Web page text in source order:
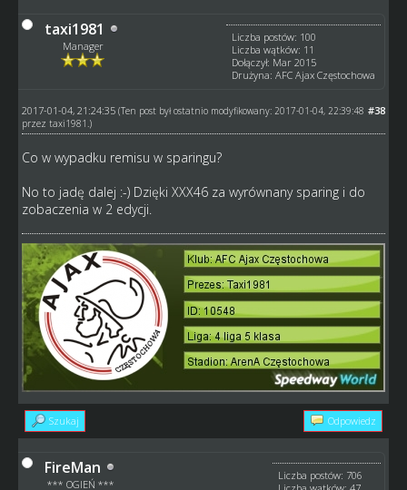
taxi1981
Manager
Liczba postów: 100
Liczba wątków: 11
Dołączył: Mar 2015
Drużyna: AFC Ajax Częstochowa
#38
2017-01-04, 21:24:35 (Ten post był ostatnio modyfikowany: 2017-01-04, 22:39:48
przez taxi1981 .)
Co w wypadku remisu w sparingu?
No to jadę dalej :-) Dzięki XXX46 za wyrównany sparing i do
zobaczenia w 2 edycji.
Szukaj Odpowiedz
FireMan
*** OGIEŃ ***
Liczba postów: 706
Liczba wątków: 47